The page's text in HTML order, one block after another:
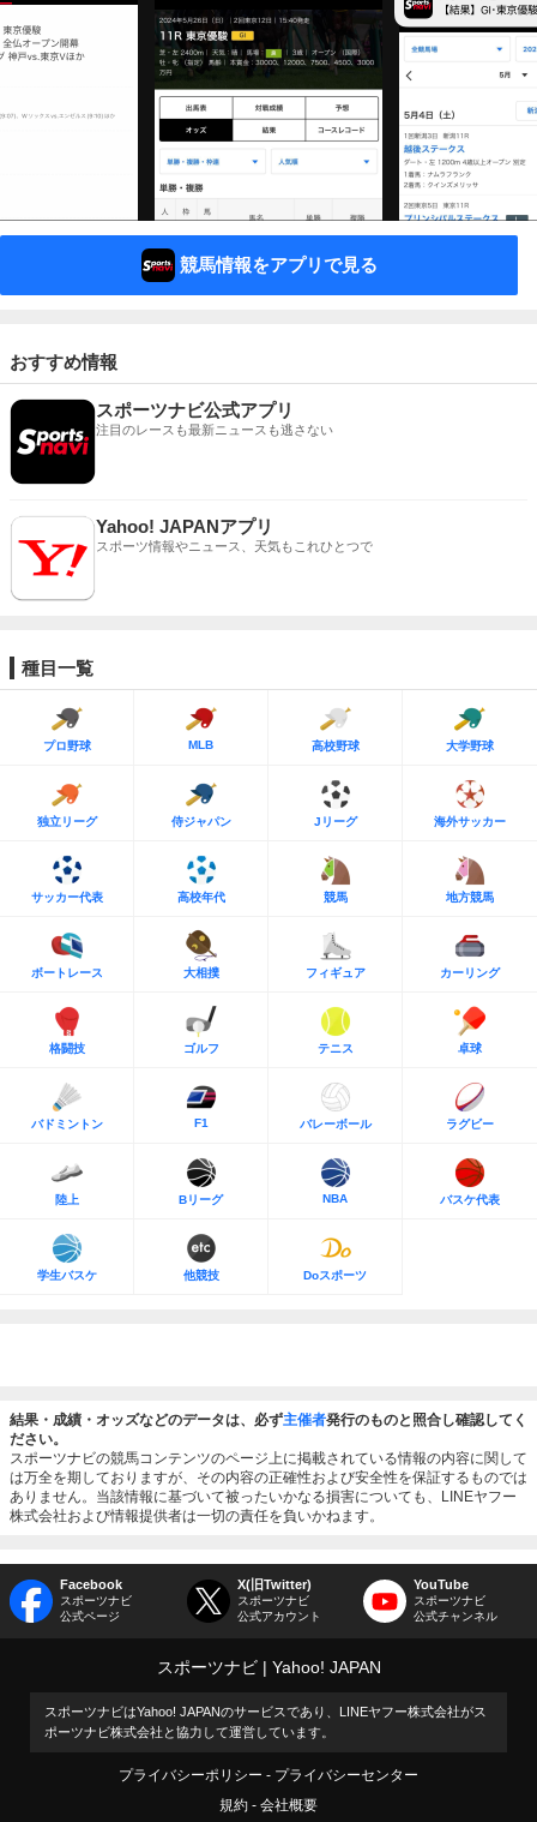
競馬情報をアプリで見る
おすすめ情報
スポーツナビ公式アプリ
注目のレースも最新ニュースも逃さない
Yahoo! JAPANアプリ
スポーツ情報やニュース、天気もこれひとつで
種目一覧
プロ野球 MLB 高校野球 大学野球
独立リーグ 侍ジャパン Jリーグ 海外サッカー
サッカー代表 高校年代 競馬 地方競馬
ボートレース 大相撲 フィギュア カーリング
格闘技 ゴルフ テニス 卓球
バドミントン F1 バレーボール ラグビー
陸上 Bリーグ NBA バスケ代表
学生バスケ 他競技 Doスポーツ
結果・成績・オッズなどのデータは、必ず主催者発行のものと照合し確認してく
ださい。
スポーツナビの競馬コンテンツのページ上に掲載されている情報の内容に関して
は万全を期しておりますが、その内容の正確性および安全性を保証するものでは
ありません。当該情報に基づいて被ったいかなる損害についても、LINEヤフー
株式会社および情報提供者は一切の責任を負いかねます。
Facebook
スポーツナビ
公式ページ
X(旧Twitter)
スポーツナビ
公式アカウント
YouTube
スポーツナビ
公式チャンネル
スポーツナビ Yahoo! JAPAN
スポーツナビはYahoo! JAPANのサービスであり、LINEヤフー株式会社がス
ポーツナビ株式会社と協力して運営しています。
プライバシーポリシー
プライバシーセンター
規約
会社概要